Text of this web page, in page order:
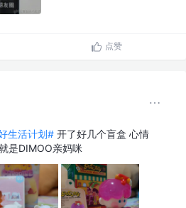
点赞
生活计划# 开了好几个盲盒 心情
是DIMOO亲妈咪